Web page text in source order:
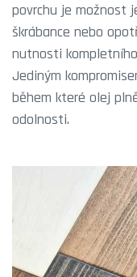
povrchu je možnost
škrábance nebo
nutnosti
Jediným
během které olej
odolnosti.